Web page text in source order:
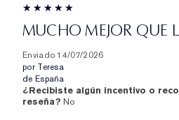
MUCHO MEJOR QUE
Enviado 14/07/2026
por Teresa
de España
¿Recibiste algún incentivo o
reseña? No